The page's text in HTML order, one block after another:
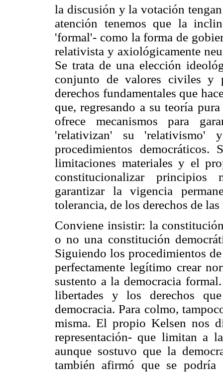
la discusión y la votación
atención tenemos que la
'formal'- como la forma de
relativista y axiológicamente
Se trata de una elección
conjunto de valores civiles y
derechos fundamentales que
que, regresando a su teoría
ofrece mecanismos para
'relativizan' su
procedimientos
limitaciones materiales y el
constitucionalizar principios
garantizar la vigencia
tolerancia, de los derechos de
Conviene insistir: la
o no una constitución
Siguiendo los procedimientos
perfectamente legítimo crear
sustento a la democracia
libertades y los derechos
democracia. Para colmo,
misma. El propio Kelsen nos
representación- que limitan a
aunque sostuvo que la
también afirmó que se podría